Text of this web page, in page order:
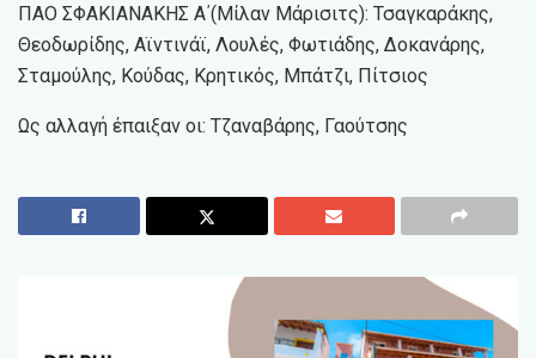
ΠΑΟ ΣΦΑΚΙΑΝΑΚΗΣ Α΄(Μίλαν Μάρισιτς): Τσαγκαράκης,
Θεοδωρίδης, Αϊντινάϊ, Λουλές, Φωτιάδης, Δοκανάρης,
Σταμούλης, Κούδας, Κρητικός, Μπάτζι, Πίτσιος
Ως αλλαγή έπαιξαν οι: Τζαναβάρης, Γαούτσης